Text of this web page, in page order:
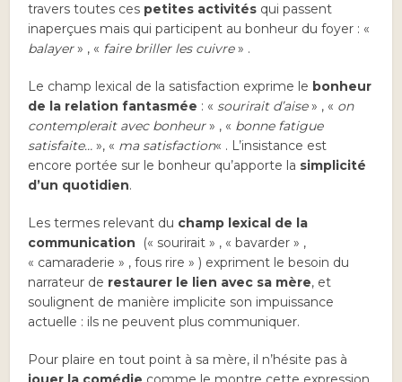
travers toutes ces petites activités qui passent
inaperçues mais qui participent au bonheur du foyer : «
balayer» , « faire briller les cuivre» .
Le champ lexical de la satisfaction exprime le bonheur
de la relation fantasmée : « sourirait d’aise» , « on
contemplerait avec bonheur» , « bonne fatigue
satisfaite…», « ma satisfaction« . L’insistance est
encore portée sur le bonheur qu’apporte la simplicité
d’un quotidien.
Les termes relevant du champ lexical de la
communication (« sourirait » , « bavarder » ,
« camaraderie » , fous rire » ) expriment le besoin du
narrateur de restaurer le lien avec sa mère, et
soulignent de manière implicite son impuissance
actuelle : ils ne peuvent plus communiquer.
Pour plaire en tout point à sa mère, il n’hésite pas à